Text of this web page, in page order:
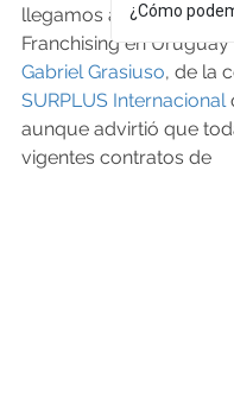
llegamos al exponente
Franchising en Uruguay
Gabriel Grasiuso, de la
SURPLUS Internacional
aunque advirtió que
vigentes contratos de
¿Cómo